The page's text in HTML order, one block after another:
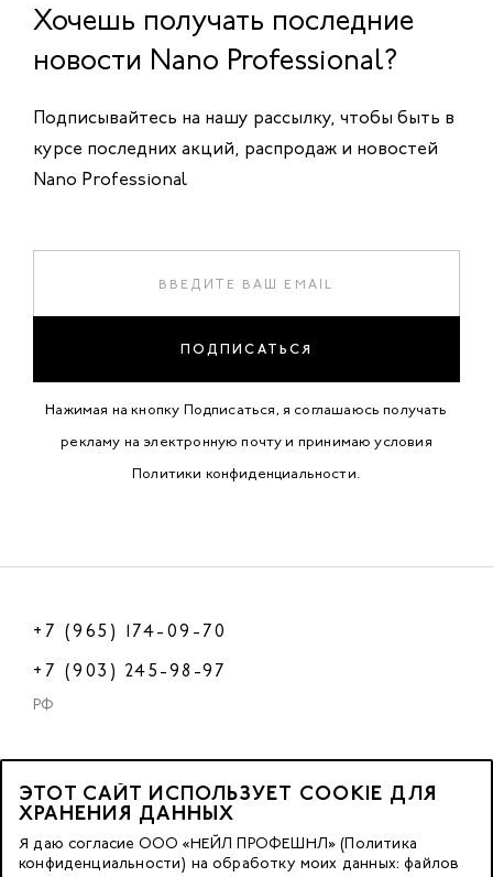
Хочешь получать последние
новости Nano Professional?
Подписывайтесь на нашу рассылку, чтобы быть в
курсе последних акций, распродаж и новостей
Nano Professional
ПОДПИСАТЬСЯ
Нажимая на кнопку Подписаться, я соглашаюсь получать
рекламу на электронную почту и принимаю условия
Политики конфиденциальности.
+7 (965) 174-09-70
+7 (903) 245-98-97
РФ
2023 © OOO «Нейл Профешнл».
Все права защищены.
ЭТОТ САЙТ ИСПОЛЬЗУЕТ COOKIE ДЛЯ
ХРАНЕНИЯ ДАННЫХ
Я даю согласие ООО «НЕЙЛ ПРОФЕШНЛ» (Политика
конфиденциальности) на обработку моих данных: файлов